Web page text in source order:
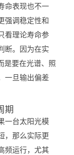
命表现也不一
强调稳定性和
看理论寿命参
断。因为在实
是要在光谱、照
一旦输出偏差
期
一台太阳光模
，那么实际更
频运行，尤其